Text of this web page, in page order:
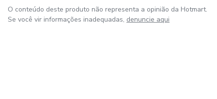
O conteúdo deste produto não representa a opinião da Hotmart.
Se você vir informações inadequadas, denuncie aqui